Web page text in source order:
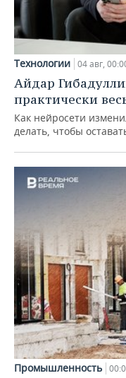
Технологии 04 авг,
Айдар
практически
Как нейросети
делать, чтобы
Промышленность